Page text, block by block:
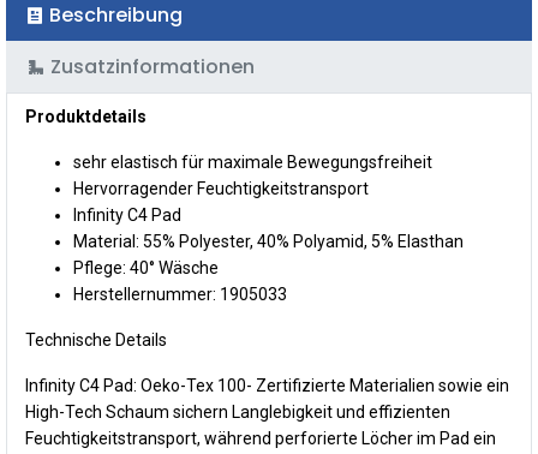
Beschreibung
Zusatzinformationen
Produktdetails
sehr elastisch für maximale Bewegungsfreiheit
Hervorragender Feuchtigkeitstransport
Infinity C4 Pad
Material: 55% Polyester, 40% Polyamid, 5% Elasthan
Pflege: 40° Wäsche
Herstellernummer: 1905033
Technische Details
Infinity C4 Pad: Oeko-Tex 100- Zertifizierte Materialien sowie ein
High-Tech Schaum sichern Langlebigkeit und effizienten
Feuchtigkeitstransport, während perforierte Löcher im Pad ein